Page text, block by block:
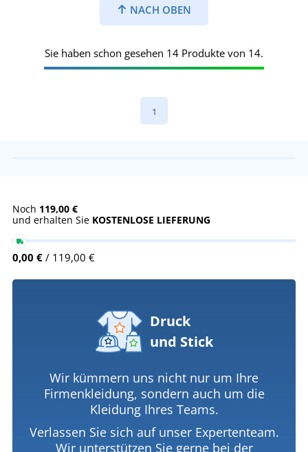
NACH OBEN
Sie haben schon gesehen 14 Produkte von 14.
1
Noch 119,00 €
und erhalten Sie KOSTENLOSE LIEFERUNG
0,00 € / 119,00 €
Druck
und Stick
Wir kümmern uns nicht nur um Ihre
Firmenkleidung, sondern auch um die
Kleidung Ihres Teams.
Verlassen Sie sich auf unser Expertenteam.
Wir unterstützen Sie gerne bei der